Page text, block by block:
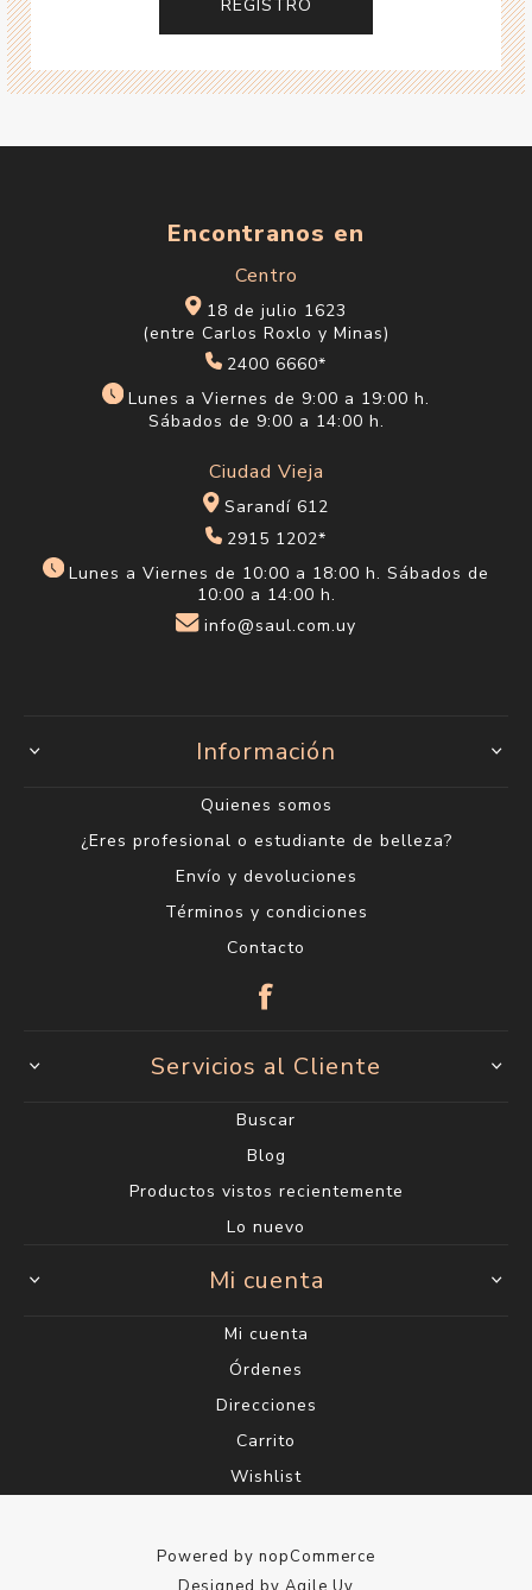
Encontranos en
Centro
18 de julio 1623
(entre Carlos Roxlo y Minas)
2400 6660*
Lunes a Viernes de 9:00 a 19:00 h.
Sábados de 9:00 a 14:00 h.
Ciudad Vieja
Sarandí 612
2915 1202*
Lunes a Viernes de 10:00 a 18:00 h. Sábados de
10:00 a 14:00 h.
info@saul.com.uy
Información
Quienes somos
¿Eres profesional o estudiante de belleza?
Envío y devoluciones
Términos y condiciones
Contacto
Servicios al Cliente
Buscar
Blog
Productos vistos recientemente
Lo nuevo
Mi cuenta
Mi cuenta
Órdenes
Direcciones
Carrito
Wishlist
Powered by nopCommerce